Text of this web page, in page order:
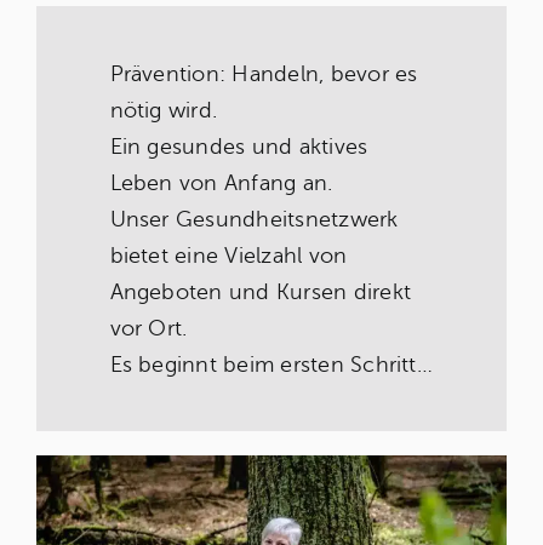
Prävention: Handeln, bevor es
nötig wird.
Ein gesundes und aktives
Leben von Anfang an.
Unser Gesundheitsnetzwerk
bietet eine Vielzahl von
Angeboten und Kursen direkt
vor Ort.
Es beginnt beim ersten Schritt…